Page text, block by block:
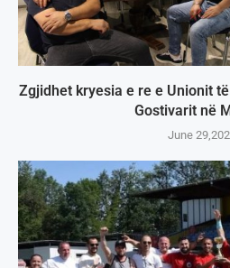
Zgjidhet kryesia e re e Unionit
Gostivarit në
June